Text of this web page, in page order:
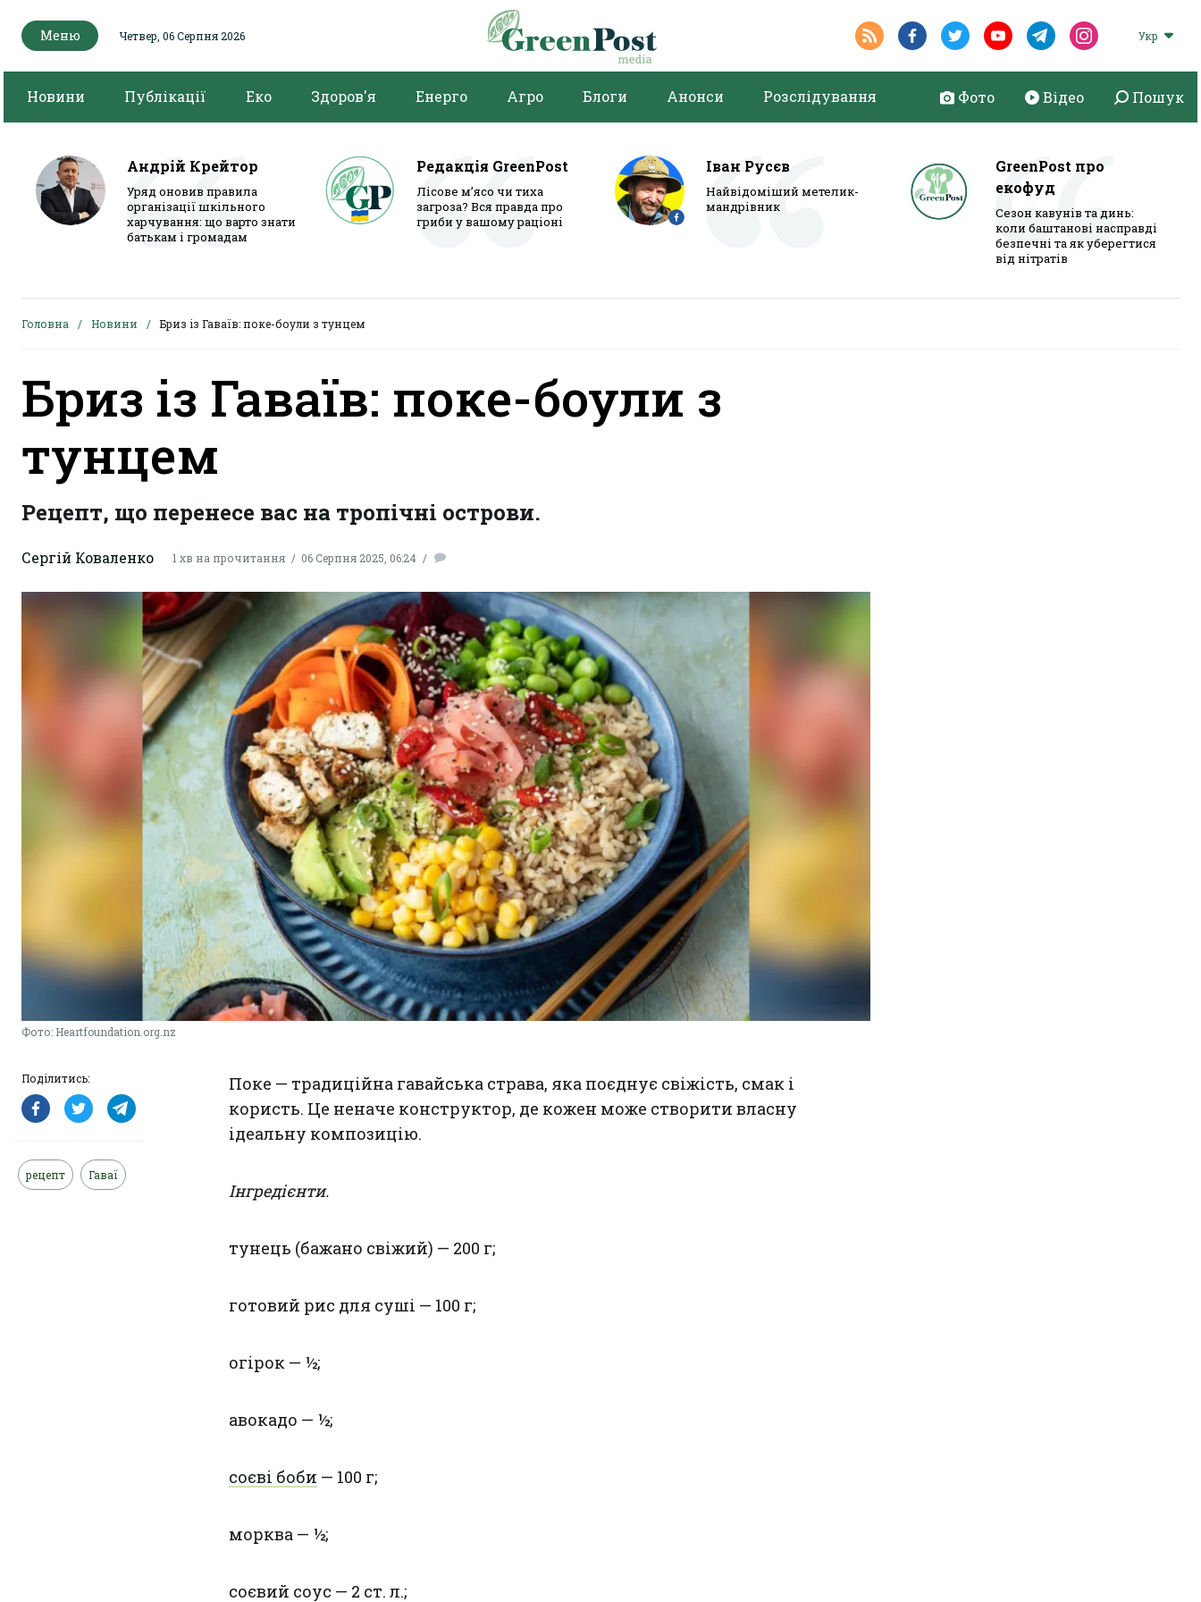
Меню Четвер, 06 Серпня 2026 Укр
Новини Публікації Еко Здоров'я Енерго Агро Блоги Анонси Розслідування Фото Відео Пошук
Андрій Крейтор
Уряд оновив правила
організації шкільного
харчування: що варто знати
батькам і громадам
Редакція GreenPost
Лісове м’ясо чи тиха
загроза? Вся правда про
гриби у вашому раціоні
Іван Русєв
Найвідоміший метелик-
мандрівник
GreenPost про
екофуд
Сезон кавунів та динь:
коли баштанові насправді
безпечні та як уберегтися
від нітратів
Головна Новини Бриз із Гаваїв: поке-боули з тунцем
Бриз із Гаваїв: поке-боули з
тунцем
Рецепт, що перенесе вас на тропічні острови.
Сергій Коваленко 1 хв на прочитання 06 Серпня 2025, 06:24
Фото: Heartfoundation.org.nz
Поділитись:
рецепт Гаваї
Поке — традиційна гавайська страва, яка поєднує свіжість, смак і
користь. Це неначе конструктор, де кожен може створити власну
ідеальну композицію.
Інгредієнти.
тунець (бажано свіжий) — 200 г;
готовий рис для суші — 100 г;
огірок — ½;
авокадо — ½;
соєві боби — 100 г;
морква — ½;
соєвий соус — 2 ст. л.;